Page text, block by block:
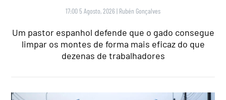
17:00 5 Agosto, 2026 | Rubén Gonçalves
Um pastor espanhol defende que o gado consegue
limpar os montes de forma mais eficaz do que
dezenas de trabalhadores